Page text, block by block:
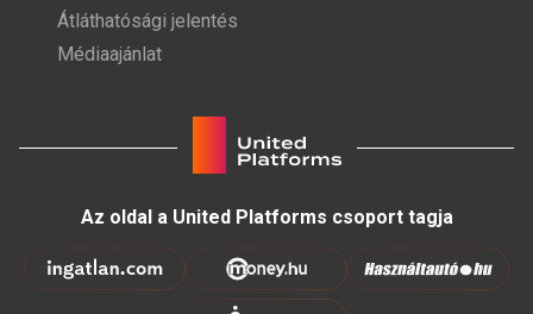
Átláthatósági jelentés
Médiaajánlat
Az oldal a United Platforms csoport tagja